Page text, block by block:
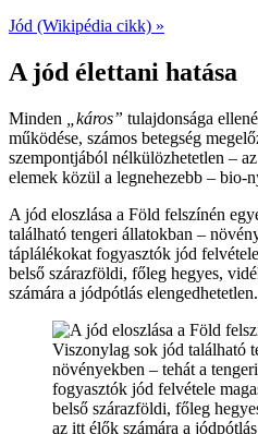
Jód (Wikipédia cikk) »
A jód élettani hatása
Minden „káros” tulajdonsága
működése, számos betegség
szempontjából nélkülözhetetlen –
elemek közül a legnehezebb – bio-
A jód eloszlása a Föld felszínén
található tengeri állatokban –
táplálékokat fogyasztók jód
belső szárazföldi, főleg hegyes,
számára a jódpótlás elengedhetetlen.